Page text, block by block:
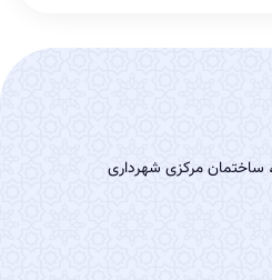
مرکزی شهرداری